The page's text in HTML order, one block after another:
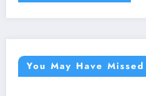
You May Have Missed